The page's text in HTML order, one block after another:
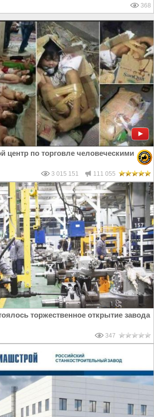
368
центр по торговле человеческими
3 015 151 111 055
торжественное открытие завода
347